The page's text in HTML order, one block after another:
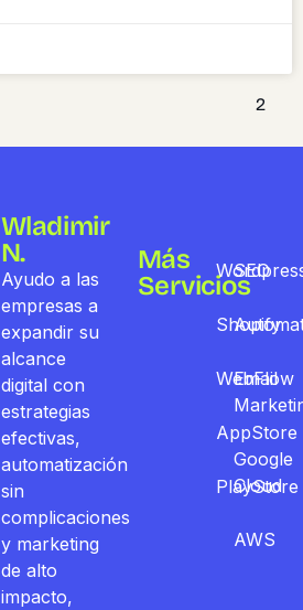
2
Wladimir
N.
Ayudo a las
empresas a
expandir su
alcance
digital con
estrategias
efectivas,
automatización
sin
complicaciones
y marketing
de alto
impacto,
Más
Servicios
Shopify
WebFlow
AppStore
PlayStore
SEO
Email
Google
Cloud
AWS